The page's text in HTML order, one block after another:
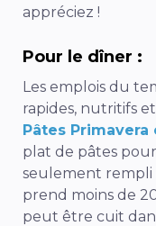
appréciez !
Pour le dîner :
Les emplois du
rapides, nutritifs
Pâtes
plat de pâtes
seulement rempli
prend moins de
peut être cuit